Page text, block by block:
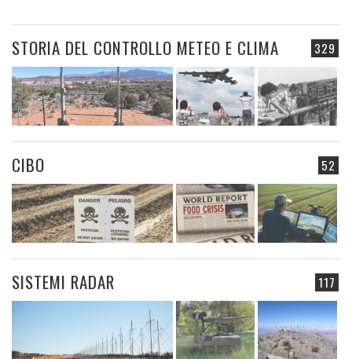
329
STORIA DEL CONTROLLO METEO E CLIMA
52
CIBO
117
SISTEMI RADAR